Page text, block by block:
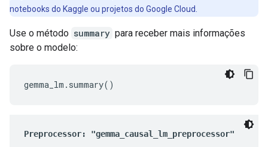
notebooks do Kaggle ou projetos do Google Cloud.
Use o método summary para receber mais informações
sobre o modelo: